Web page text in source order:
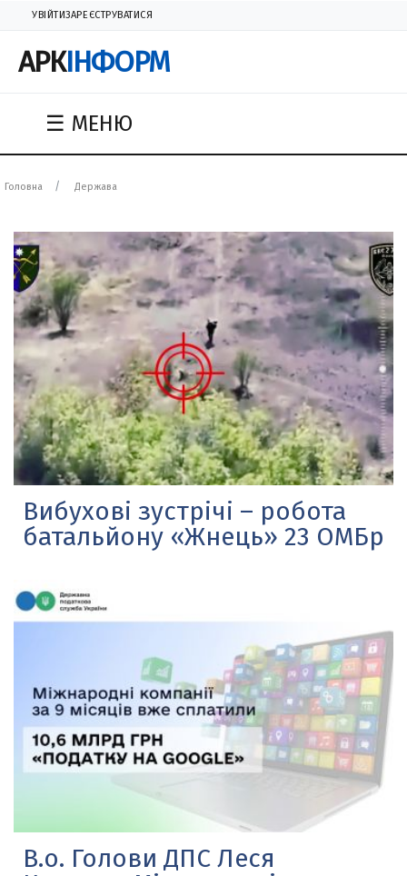
УВІЙТИЗАРЕЄСТРУВАТИСЯ
АРКІНФОРМ
☰ МЕНЮ
Головна Держава
Вибухові зустрічі – робота
батальйону «Жнець» 23 ОМБр
В.о. Голови ДПС Леся